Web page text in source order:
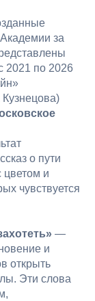
за
2021 по 2026
о пути
цветом и
чувствуется
—
и
открыть
Эти слова